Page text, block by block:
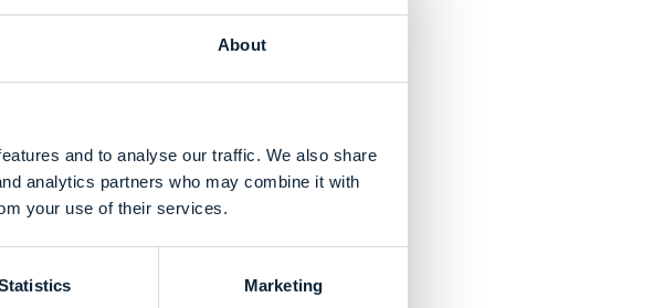
About
and to analyse our traffic. We also share
analytics partners who may combine it with
your use of their services.
Marketing